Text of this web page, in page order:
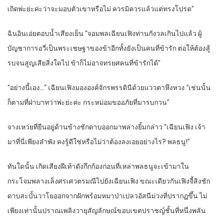
เถิดพ่ะย่ะค่ะว่าจะมอบตัวเขาหรือไม่ ควรมิควรแล้วแต่ทรงโปรด”
ฉินอินเอ่ยตอบน้ำเสียงเย็น “จอมพลเฉียนเฟิงท่านกังวลเกินไปแล้ว ผู้
บัญชาการอวี่เป็นพระเชษฐาของข้าอีกทั้งยังเป็นคนที่ข้ารัก ต่อให้ต้องสู้
รบจนสูญเสียสิ่งใดไป ข้าก็ไม่อาจทรยศคนที่ข้ารักได้”
“อย่างนี้เอง…” เฉียนเฟิงมององค์จักรพรรดินีด้วยแววตาหึงหวง “เช่นนั้น
ก็ตามที่ฝ่าบาทว่าพ่ะย่ะค่ะ กระหม่อมขออภัยที่มารบกวน”
จางเหว่ยที่ยืนอยู่ด้านข้างชักดาบออกมาพล่างยิ้มกล่าว “เฉียนเฟิง เจ้า
มาที่นี่เพียงลำพัง คงรู้ดีใช่หรือไม่ว่าต้องลงเอยอย่างไร? พลธนู!”
ทันใดนั้น เกิดเสียงฝีเท้าดังกึกก้องก่อนที่เหล่าพลธนูจะเข้ามาใน
กระโจมพลางเล็งศรเศวตรมณีไปยังเฉียนเฟิง ขณะเดียวกันเฟิงจี้สิงชัก
ดาบสะบั้นวาโยออกจากฝักพร้อมหมาป่าเปลวอัสนีม่วงที่ปรากฏขึ้น ไม่
เพียงเท่านั้นปราณเพลิงวายุสัญลักษณ์ขอบเขตปราชญ์ชั้นที่หนึ่งพลัน